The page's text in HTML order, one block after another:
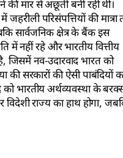
मार से अछूती बनी रही थी।
परिसंपत्तियों की मात्रा
सार्वजनिक क्षेत्र के बैंक इस
में नहीं रहे और भारतीय वित्तीय
जिसमें नव-उदारवाद भारत को
की सरकारों की ऐसी पाबंदियों
को भारतीय अर्थव्यवस्था के
राज्य का हाथ होगा,